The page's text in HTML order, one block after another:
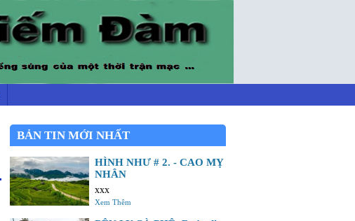
BẢN TIN MỚI NHẤT
HÌNH NHƯ # 2. - CAO MỴ
NHÂN
xxx
Xem Thêm